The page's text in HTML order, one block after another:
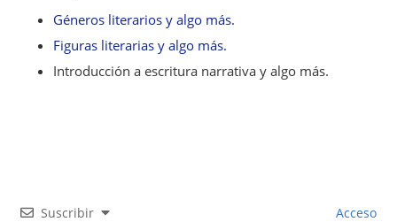
Géneros literarios y algo más.
Figuras literarias y algo más.
Introducción a escritura narrativa y algo más.
Suscribir Acceso